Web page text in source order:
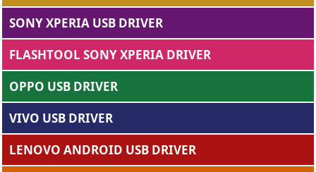
SONY XPERIA USB DRIVER
FLASHTOOL SONY XPERIA DRIVER
OPPO USB DRIVER
VIVO USB DRIVER
LENOVO ANDROID USB DRIVER